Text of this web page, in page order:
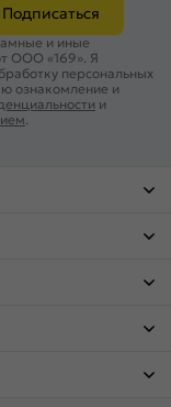
Подписаться
и иные
ООО «169». Я
персональных
ознакомление и
и
.